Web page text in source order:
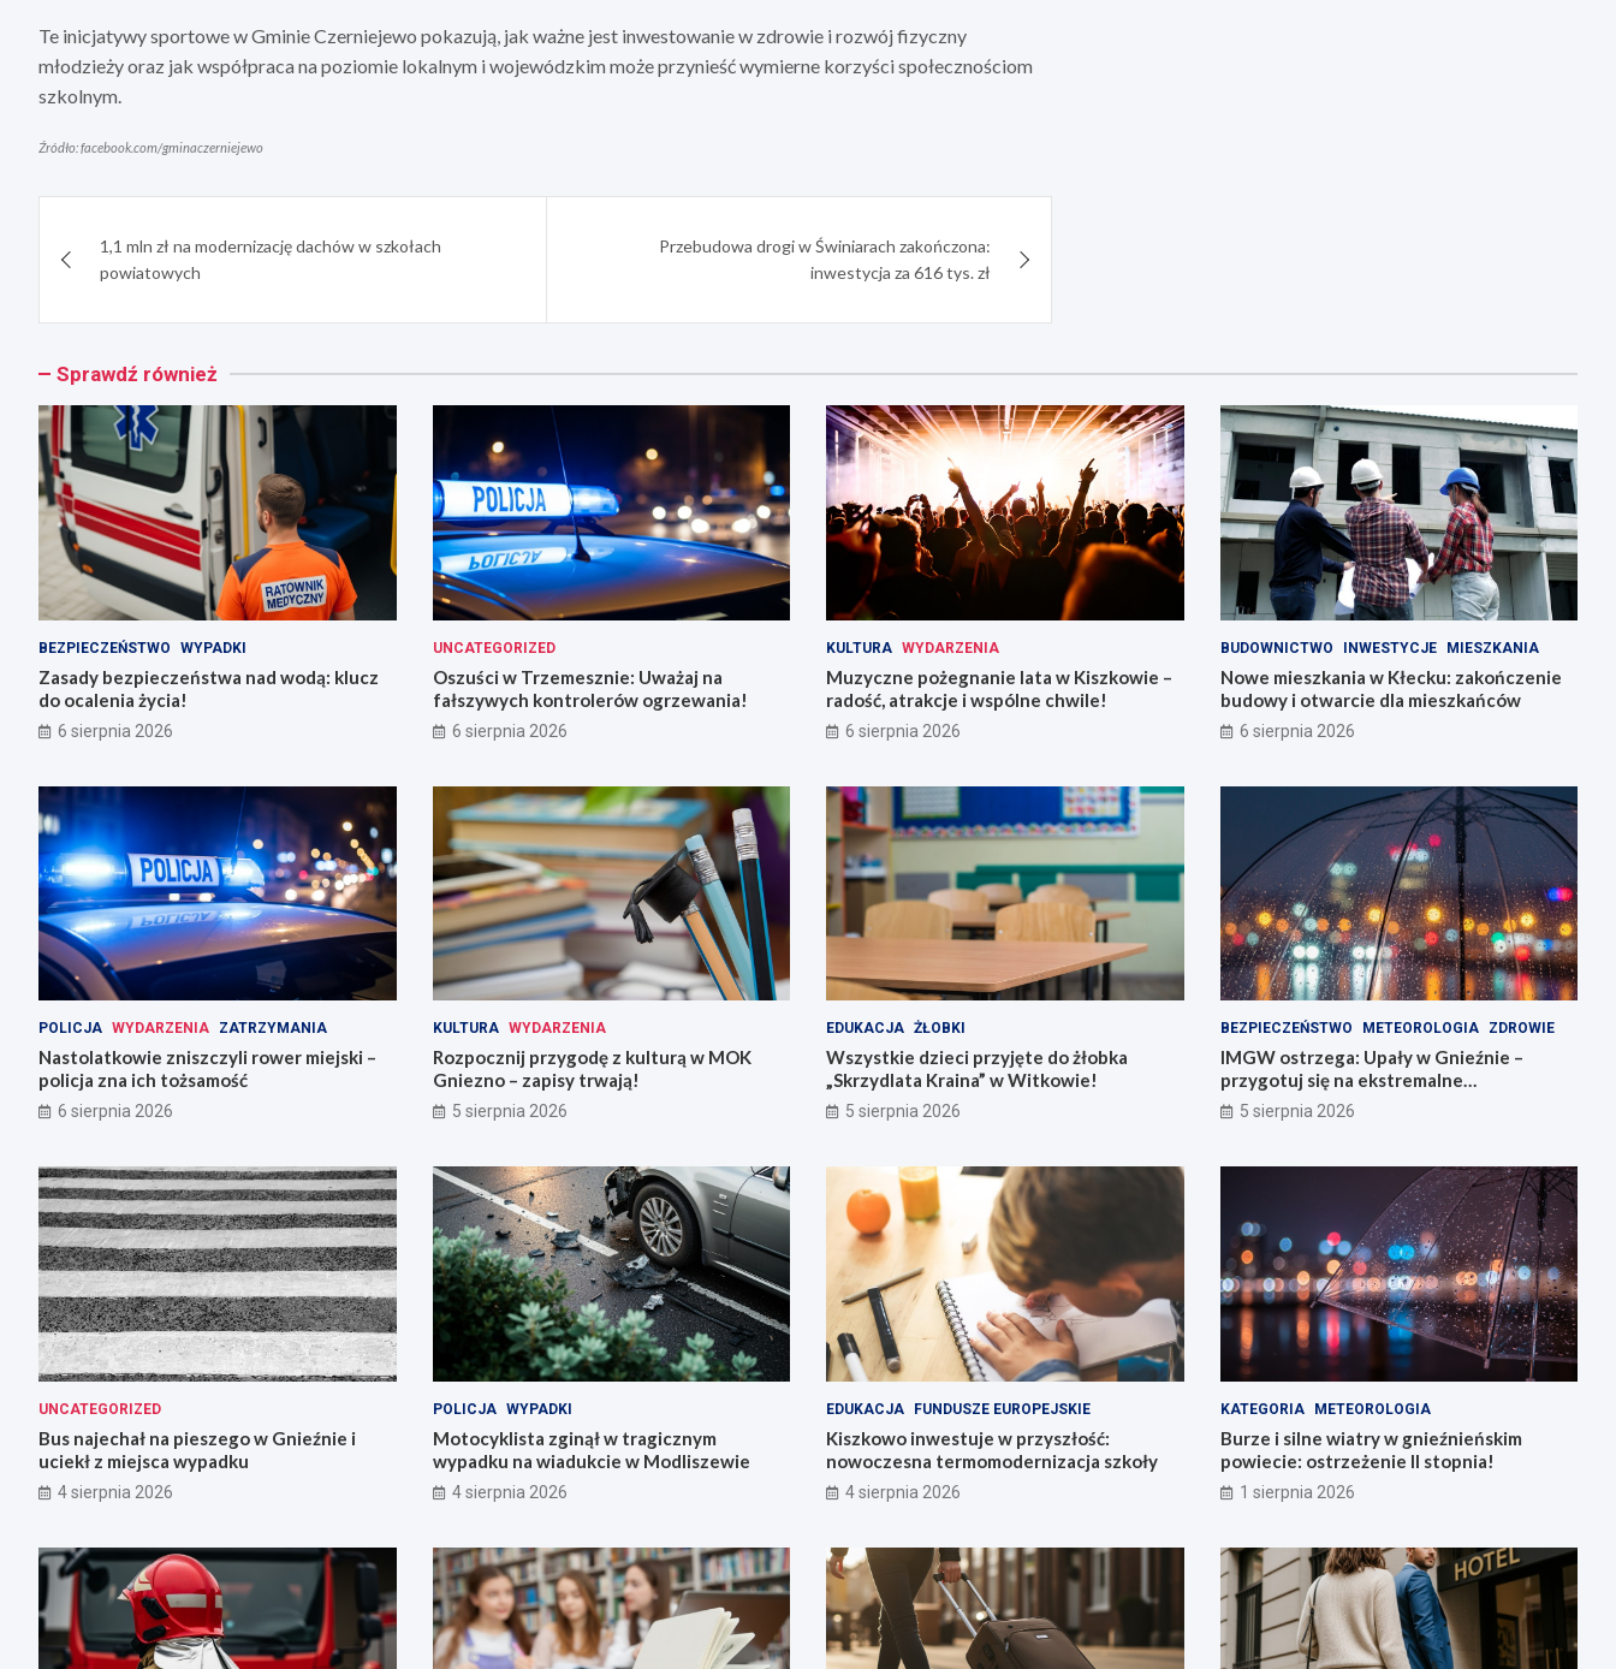
Te inicjatywy sportowe w Gminie Czerniejewo pokazują, jak ważne jest inwestowanie w zdrowie i rozwój fizyczny
młodzieży oraz jak współpraca na poziomie lokalnym i wojewódzkim może przynieść wymierne korzyści społecznościom
szkolnym.
Źródło: facebook.com/gminaczerniejewo
wpisu1,1 mln zł na modernizację dachów w szkołach
powiatowych
Przebudowa drogi w Świniarach zakończona:
inwestycja za 616 tys. zł
Sprawdź również
BEZPIECZEŃSTWO WYPADKI
Zasady bezpieczeństwa nad wodą: klucz
do ocalenia życia!
6 sierpnia 2026
UNCATEGORIZED
Oszuści w Trzemesznie: Uważaj na
fałszywych kontrolerów ogrzewania!
6 sierpnia 2026
KULTURA WYDARZENIA
Muzyczne pożegnanie lata w Kiszkowie –
radość, atrakcje i wspólne chwile!
6 sierpnia 2026
BUDOWNICTWO INWESTYCJE MIESZKANIA
Nowe mieszkania w Kłecku: zakończenie
budowy i otwarcie dla mieszkańców
6 sierpnia 2026
POLICJA WYDARZENIA ZATRZYMANIA
Nastolatkowie zniszczyli rower miejski –
policja zna ich tożsamość
6 sierpnia 2026
KULTURA WYDARZENIA
Rozpocznij przygodę z kulturą w MOK
Gniezno – zapisy trwają!
5 sierpnia 2026
EDUKACJA ŻŁOBKI
Wszystkie dzieci przyjęte do żłobka
„Skrzydlata Kraina” w Witkowie!
5 sierpnia 2026
BEZPIECZEŃSTWO METEOROLOGIA ZDROWIE
IMGW ostrzega: Upały w Gnieźnie –
przygotuj się na ekstremalne
temperatury!
5 sierpnia 2026
UNCATEGORIZED
Bus najechał na pieszego w Gnieźnie i
uciekł z miejsca wypadku
4 sierpnia 2026
POLICJA WYPADKI
Motocyklista zginął w tragicznym
wypadku na wiadukcie w Modliszewie
4 sierpnia 2026
EDUKACJA FUNDUSZE EUROPEJSKIE
Kiszkowo inwestuje w przyszłość:
nowoczesna termomodernizacja szkoły
4 sierpnia 2026
KATEGORIA METEOROLOGIA
Burze i silne wiatry w gnieźnieńskim
powiecie: ostrzeżenie II stopnia!
1 sierpnia 2026